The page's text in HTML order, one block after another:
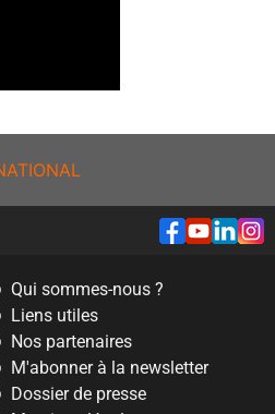
Qui sommes-nous ?
Liens utiles
Nos partenaires
M'abonner à la newsletter
Dossier de presse